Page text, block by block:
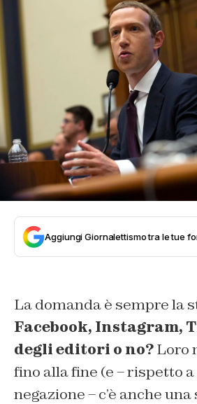
Aggiungi Giornalettismo tra le tue
La domanda è sempre la
Facebook, Instagram,
degli editori o no?Loro
fino alla fine (e – rispetto
negazione – c’è anche